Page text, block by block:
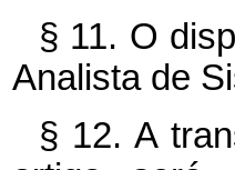
§ 11. O
Analista de
§ 12. A